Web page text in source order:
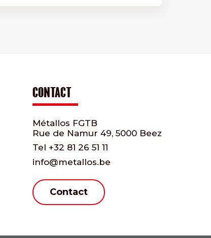
CONTACT
Métallos FGTB
Rue de Namur 49, 5000 Beez
Tel +32 81 26 51 11
info@metallos.be
Contact